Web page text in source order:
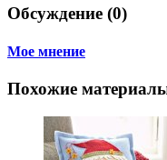
Обсуждение (0)
Мое мнение
Похожие